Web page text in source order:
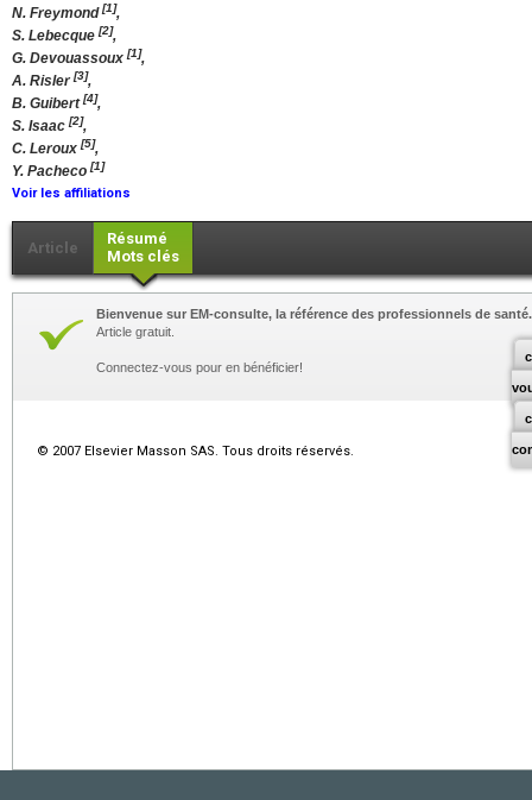
N. Freymond[1],
S. Lebecque [2],
G. Devouassoux [1],
A. Risler[3],
B. Guibert[4],
S. Isaac [2],
C. Leroux [5],
Y. Pacheco [1]
Voir les affiliations
Article
Résumé
Mots clés
Bienvenue sur EM-consulte, la référence des professionnels de santé.
Article gratuit.
Connectez-vous pour en bénéficier!
© 2007 Elsevier Masson SAS. Tous droits réservés.